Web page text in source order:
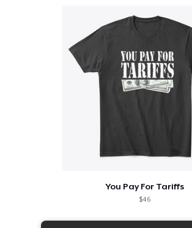
You Pay For Tariffs
$46